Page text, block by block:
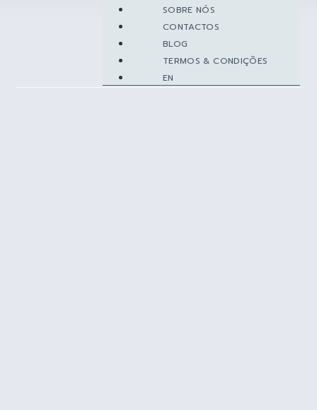
SOBRE NÓS
CONTACTOS
BLOG
TERMOS & CONDIÇÕES
EN